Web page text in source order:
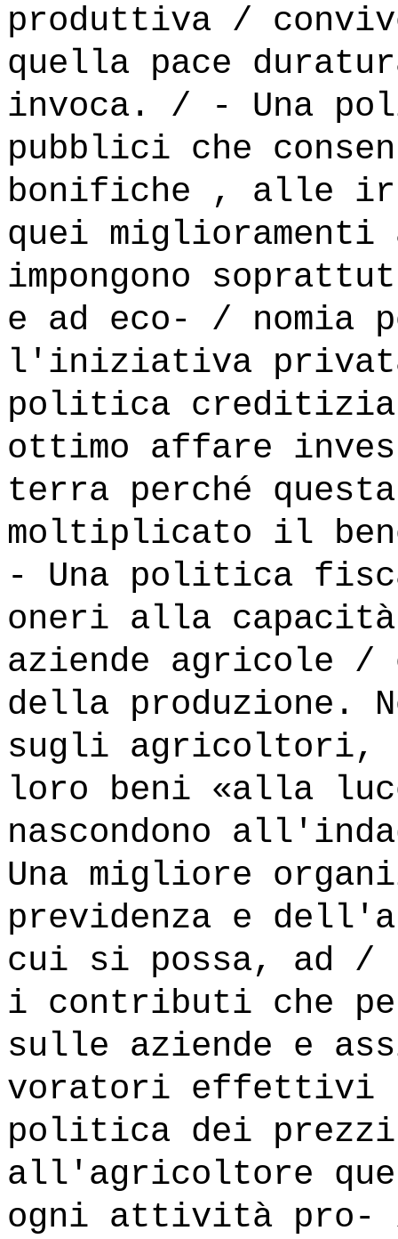
produttiva /
quella pace
invoca. / - Una
pubblici che
bonifiche , alle
quei
impongono
e ad eco- / nomia
l'iniziativa
politica
ottimo affare
terra perché
moltiplicato il
- Una politica
oneri alla
aziende agricole /
della produzione.
sugli agricoltori,
loro beni «alla
nascondono
Una migliore
previdenza e
cui si possa, ad /
i contributi che
sulle aziende e
voratori effettivi
politica dei prezzi
all'agricoltore
ogni attività pro-